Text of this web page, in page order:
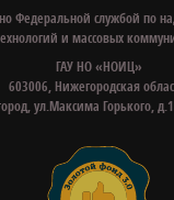
Федеральной службой по
и массовых
ГАУ НО «НОИЦ»
603006, Нижегородская
ул.Максима Горького,